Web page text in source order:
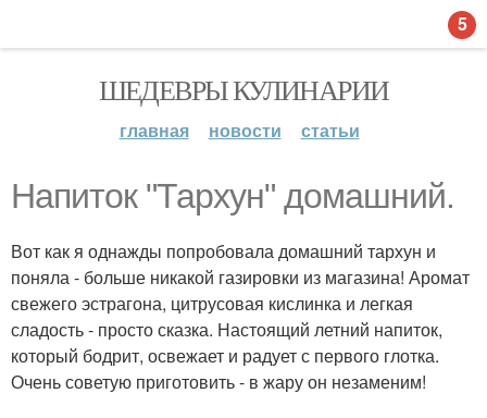
ШЕДЕВРЫ КУЛИНАРИИ
главная новости статьи
Напиток "Тархун" домашний.
Вот как я однажды попробовала домашний тархун и
поняла - больше никакой газировки из магазина! Аромат
свежего эстрагона, цитрусовая кислинка и легкая
сладость - просто сказка. Настоящий летний напиток,
который бодрит, освежает и радует с первого глотка.
Очень советую приготовить - в жару он незаменим!
5